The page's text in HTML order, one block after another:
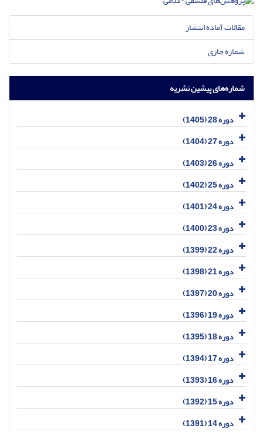
مقالات آماده انتشار
شماره جاری
شماره‌های پیشین نشریه
دوره 28 (1405)
دوره 27 (1404)
دوره 26 (1403)
دوره 25 (1402)
دوره 24 (1401)
دوره 23 (1400)
دوره 22 (1399)
دوره 21 (1398)
دوره 20 (1397)
دوره 19 (1396)
دوره 18 (1395)
دوره 17 (1394)
دوره 16 (1393)
دوره 15 (1392)
دوره 14 (1391)